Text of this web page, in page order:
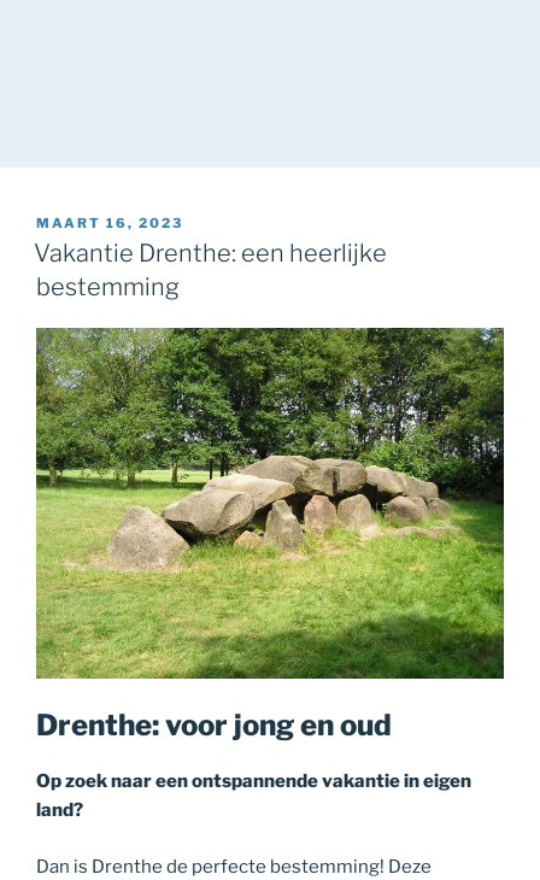
GEPLAATST
OP
MAART 16, 2023
Vakantie Drenthe: een heerlijke
bestemming
Drenthe: voor jong en oud
Op zoek naar een ontspannende vakantie in eigen
land?
Dan is Drenthe de perfecte bestemming! Deze